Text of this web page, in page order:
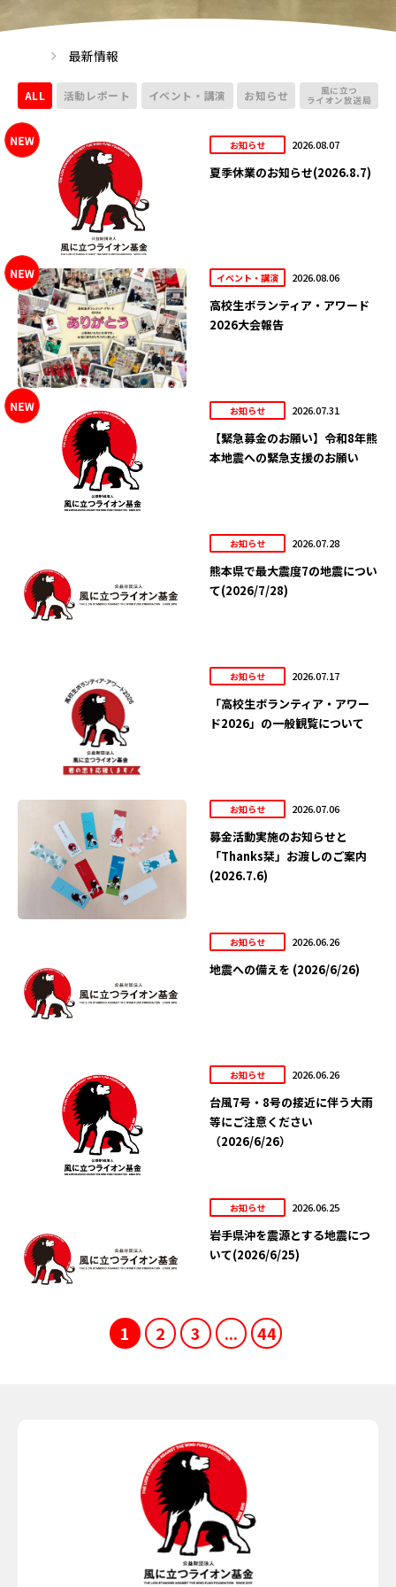
最新情報
ALL 活動レポート イベント・講演 お知らせ 風に立つ
ライオン放送局
お知らせ 2026.08.07
夏季休業のお知らせ(2026.8.7)
イベント・講演 2026.08.06
高校生ボランティア・アワード
2026大会報告
お知らせ 2026.07.31
【緊急募金のお願い】令和8年熊
本地震への緊急支援のお願い
お知らせ 2026.07.28
熊本県で最大震度7の地震につい
て(2026/7/28)
お知らせ 2026.07.17
「高校生ボランティア・アワー
ド2026」の一般観覧について
お知らせ 2026.07.06
募金活動実施のお知らせと
「Thanks栞」お渡しのご案内
(2026.7.6)
お知らせ 2026.06.26
地震への備えを (2026/6/26)
お知らせ 2026.06.26
台風7号・8号の接近に伴う大雨
等にご注意ください
（2026/6/26）
お知らせ 2026.06.25
岩手県沖を震源とする地震につ
いて(2026/6/25)
1 2 3 ... 44